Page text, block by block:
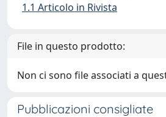
1.1 Articolo in Rivista
File in questo prodotto:
Non ci sono file associati a
Pubblicazioni consigliate